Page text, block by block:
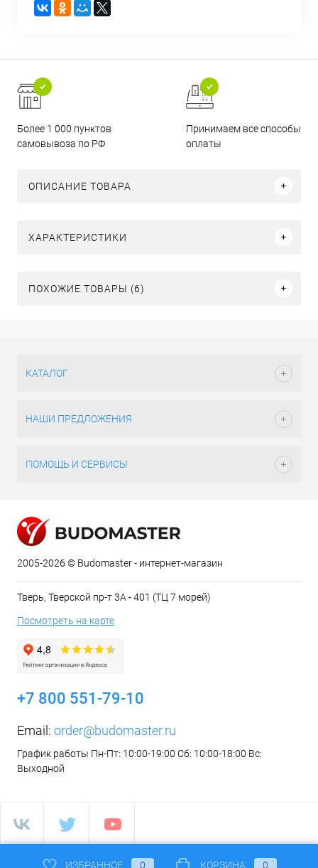
Более 1 000 пунктов
самовывоза по РФ
Принимаем все способы
оплаты
ОПИСАНИЕ ТОВАРА
ХАРАКТЕРИСТИКИ
ПОХОЖИЕ ТОВАРЫ (6)
КАТАЛОГ
НАШИ ПРЕДЛОЖЕНИЯ
ПОМОЩЬ И СЕРВИСЫ
2005-2026 © Budomaster - интернет-магазин
Тверь, Тверской пр-т 3А - 401 (ТЦ 7 морей)
Посмотреть на карте
+7 800 551-79-10
Email: order@budomaster.ru
График работы Пн-Пт: 10:00-19:00 Сб: 10:00-18:00 Вс:
Выходной
ИЗБРАННОЕ 0 КОРЗИНА 0